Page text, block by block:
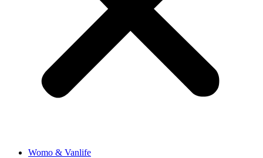
Womo & Vanlife